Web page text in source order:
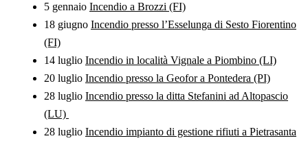
5 gennaio Incendio a Brozzi (FI)
18 giugno Incendio presso l’Esselunga di Sesto Fiorentino
(FI)
14 luglio Incendio in località Vignale a Piombino (LI)
20 luglio Incendio presso la Geofor a Pontedera (PI)
28 luglio Incendio presso la ditta Stefanini ad Altopascio
(LU)
28 luglio Incendio impianto di gestione rifiuti a Pietrasanta